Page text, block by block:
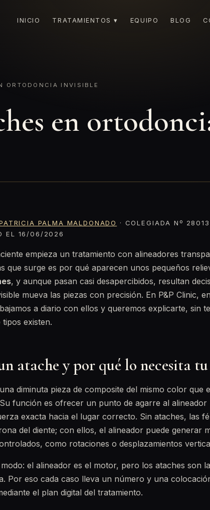
INICIO TRATAMIENTOS ▾ EQUIPO BLOG
ORTODONCIA INVISIBLE
en
PALMA MALDONADO
· COLEGIADA Nº
EL 16/06/2026
empieza un tratamiento con alineadores
que surge es por qué aparecen unos pequeños
, y aunque pasan casi desapercibidos, resultan
mueva las piezas con precisión. En P&P Clinic,
a diario con ellos y queremos explicarte, sin
existen.
atache y por qué lo necesita
diminuta pieza de composite del mismo color que
función es ofrecer un punto de agarre al alineador
exacta hacia el lugar correcto. Sin ataches, las
del diente; con ellos, el alineador puede generar
como rotaciones o desplazamientos
el alineador es el motor, pero los ataches son
Por eso cada caso lleva un número y una
el plan digital del tratamiento.